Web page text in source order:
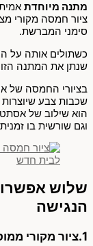
מתנה מיוחדת
ציור חמסה מקורי
סימני המברשת.
כשתולים אותה על
שנתן את המתנה
בציורי החמסה של
שכבות צבע שיוצרות
הוא שילוב של
וגם שורשית בו
שלוש
הנגישה
1.ציור מקורי ממוסגר מתנה היוקרתית לחנוכת בית